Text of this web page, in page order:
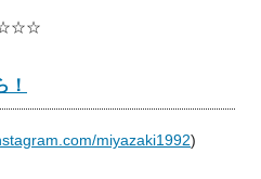
！
miyazaki1992)